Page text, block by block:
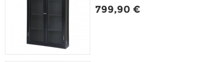
799,90 €